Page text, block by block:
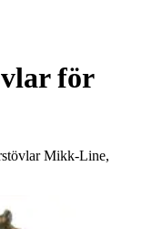
för
Mikk-Line,